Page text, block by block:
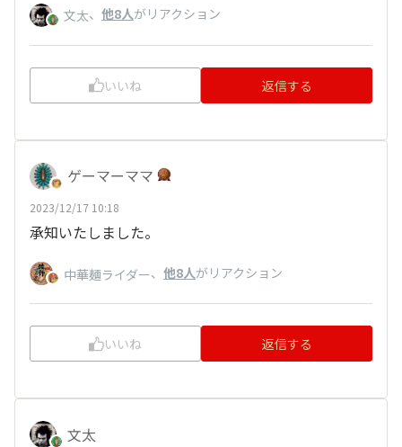
文太、 他8人がリアクション
いいね 返信する
ゲーマーママ
2023/12/17 10:18
承知いたしました。
中華麺ライダー、 他8人がリアクション
いいね 返信する
文太